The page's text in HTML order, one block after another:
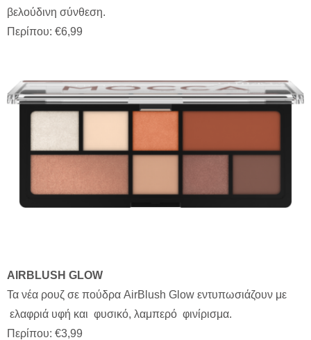
βελούδινη σύνθεση.
Περίπου: €6,99
AIRBLUSH GLOW
Τα νέα ρουζ σε πούδρα AirBlush Glow εντυπωσιάζουν με
ελαφριά υφή και φυσικό, λαμπερό φινίρισμα.
Περίπου: €3,99